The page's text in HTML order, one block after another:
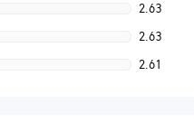
2.63
2.63
2.61